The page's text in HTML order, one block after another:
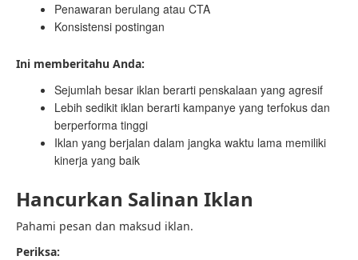
Penawaran berulang atau CTA
Konsistensi postingan
Ini memberitahu Anda:
Sejumlah besar iklan berarti penskalaan yang agresif
Lebih sedikit iklan berarti kampanye yang terfokus dan
berperforma tinggi
Iklan yang berjalan dalam jangka waktu lama memiliki
kinerja yang baik
Hancurkan Salinan Iklan
Pahami pesan dan maksud iklan.
Periksa: